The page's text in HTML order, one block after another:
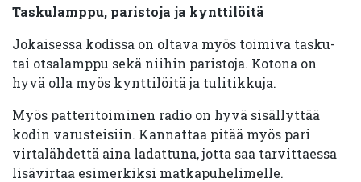
Taskulamppu, paristoja ja kynttilöitä
Jokaisessa kodissa on oltava myös toimiva tasku-
tai otsalamppu sekä niihin paristoja. Kotona on
hyvä olla myös kynttilöitä ja tulitikkuja.
Myös patteritoiminen radio on hyvä sisällyttää
kodin varusteisiin. Kannattaa pitää myös pari
virtalähdettä aina ladattuna, jotta saa tarvittaessa
lisävirtaa esimerkiksi matkapuhelimelle.